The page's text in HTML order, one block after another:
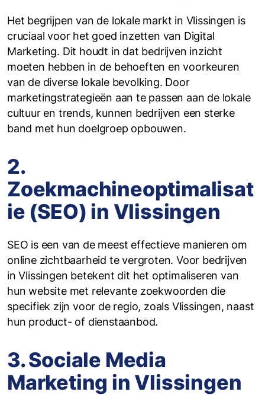
Het begrijpen van de lokale markt in Vlissingen is
cruciaal voor het goed inzetten van Digital
Marketing. Dit houdt in dat bedrijven inzicht
moeten hebben in de behoeften en voorkeuren
van de diverse lokale bevolking. Door
marketingstrategieën aan te passen aan de lokale
cultuur en trends, kunnen bedrijven een sterke
band met hun doelgroep opbouwen.
2.
Zoekmachineoptimalisat
ie (SEO) in Vlissingen
SEO is een van de meest effectieve manieren om
online zichtbaarheid te vergroten. Voor bedrijven
in Vlissingen betekent dit het optimaliseren van
hun website met relevante zoekwoorden die
specifiek zijn voor de regio, zoals Vlissingen, naast
hun product- of dienstaanbod.
3. Sociale Media
Marketing in Vlissingen